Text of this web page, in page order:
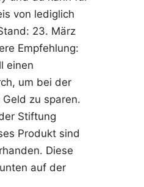
von lediglich
23. März
Empfehlung:
einen
um bei der
zu sparen.
Stiftung
Produkt sind
Diese
auf der